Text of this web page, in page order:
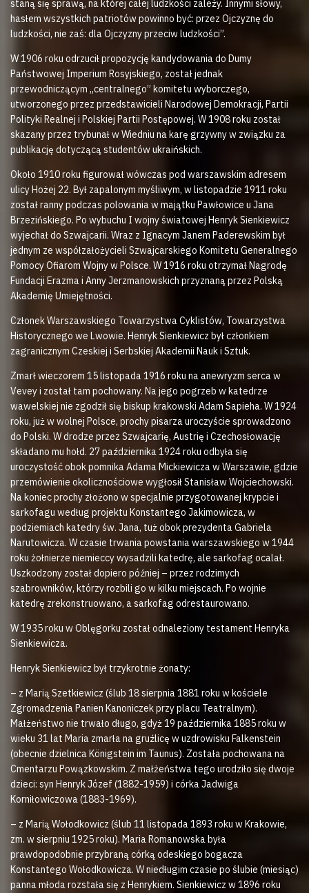
staną się sprawą, na której całej ludzkości zależy. Innymi słowy,
hasłem wszystkich patriotów powinno być: przez Ojczyznę do
ludzkości, nie zaś: dla Ojczyzny przeciw ludzkości”.
W 1906 roku odrzucił propozycję kandydowania do Dumy
Państwowej Imperium Rosyjskiego, został jednak
przewodniczącym „centralnego” komitetu wyborczego,
utworzonego przez przedstawicieli Narodowej Demokracji, Partii
Polityki Realnej i Polskiej Partii Postępowej. W 1908 roku został
skazany przez trybunał w Wiedniu na karę grzywny w związku za
publikację dotyczącą studentów ukraińskich.
Około 1910 roku figurował wówczas pod warszawskim adresem
ulicy Hożej 22. Był zapalonym myśliwym, w listopadzie 1911 roku
został ranny podczas polowania w majątku Pawłowice u Jana
Brzezińskiego. Po wybuchu I wojny światowej Henryk Sienkiewicz
wyjechał do Szwajcarii. Wraz z Ignacym Janem Paderewskim był
jednym ze współzałożycieli Szwajcarskiego Komitetu Generalnego
Pomocy Ofiarom Wojny w Polsce. W 1916 roku otrzymał Nagrodę
Fundacji Erazma i Anny Jerzmanowskich przyznaną przez Polską
Akademię Umiejętności.
Członek Warszawskiego Towarzystwa Cyklistów, Towarzystwa
Historycznego we Lwowie. Henryk Sienkiewicz był członkiem
zagranicznym Czeskiej i Serbskiej Akademii Nauk i Sztuk.
Zmarł wieczorem 15 listopada 1916 roku na anewryzm serca w
Vevey i został tam pochowany. Na jego pogrzeb w katedrze
wawelskiej nie zgodził się biskup krakowski Adam Sapieha. W 1924
roku, już w wolnej Polsce, prochy pisarza uroczyście sprowadzono
do Polski. W drodze przez Szwajcarię, Austrię i Czechosłowację
składano mu hołd. 27 października 1924 roku odbyła się
uroczystość obok pomnika Adama Mickiewicza w Warszawie, gdzie
przemówienie okolicznościowe wygłosił Stanisław Wojciechowski.
Na koniec prochy złożono w specjalnie przygotowanej krypcie i
sarkofagu według projektu Konstantego Jakimowicza, w
podziemiach katedry św. Jana, tuż obok prezydenta Gabriela
Narutowicza. W czasie trwania powstania warszawskiego w 1944
roku żołnierze niemieccy wysadzili katedrę, ale sarkofag ocalał.
Uszkodzony został dopiero później – przez rodzimych
szabrowników, którzy rozbili go w kilku miejscach. Po wojnie
katedrę zrekonstruowano, a sarkofag odrestaurowano.
W 1935 roku w Oblęgorku został odnaleziony testament Henryka
Sienkiewicza.
Henryk Sienkiewicz był trzykrotnie żonaty:
– z Marią Szetkiewicz (ślub 18 sierpnia 1881 roku w kościele
Zgromadzenia Panien Kanoniczek przy placu Teatralnym).
Małżeństwo nie trwało długo, gdyż 19 października 1885 roku w
wieku 31 lat Maria zmarła na gruźlicę w uzdrowisku Falkenstein
(obecnie dzielnica Königstein im Taunus). Została pochowana na
Cmentarzu Powązkowskim. Z małżeństwa tego urodziło się dwoje
dzieci: syn Henryk Józef (1882-1959) i córka Jadwiga
Korniłowiczowa (1883-1969).
– z Marią Wołodkowicz (ślub 11 listopada 1893 roku w Krakowie,
zm. w sierpniu 1925 roku). Maria Romanowska była
prawdopodobnie przybraną córką odeskiego bogacza
Konstantego Wołodkowicza. W niedługim czasie po ślubie (miesiąc)
panna młoda rozstała się z Henrykiem. Sienkiewicz w 1896 roku